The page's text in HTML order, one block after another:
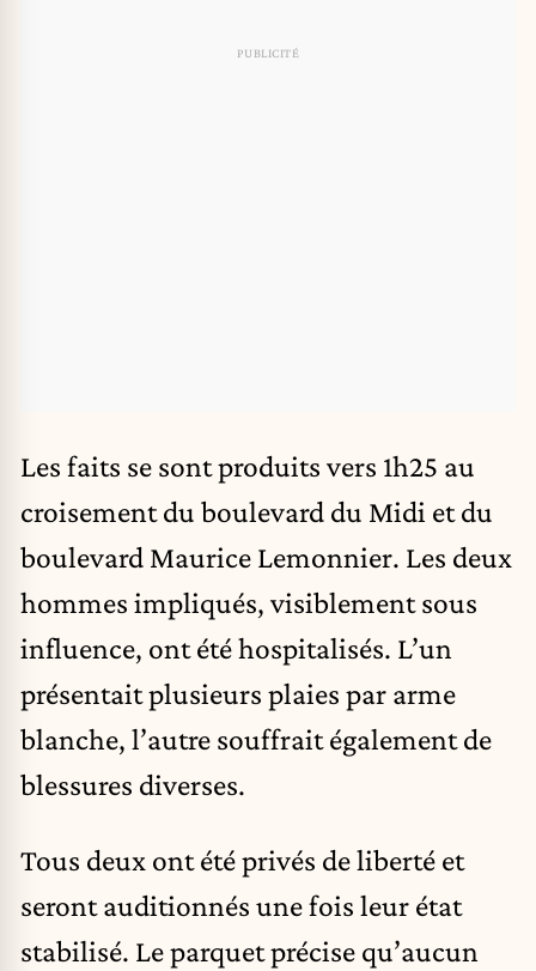
Les faits se sont produits vers 1h25 au
croisement du boulevard du Midi et du
boulevard Maurice Lemonnier. Les deux
hommes impliqués, visiblement sous
influence, ont été hospitalisés. L’un
présentait plusieurs plaies par arme
blanche, l’autre souffrait également de
blessures diverses.
Tous deux ont été privés de liberté et
seront auditionnés une fois leur état
stabilisé. Le parquet précise qu’aucun